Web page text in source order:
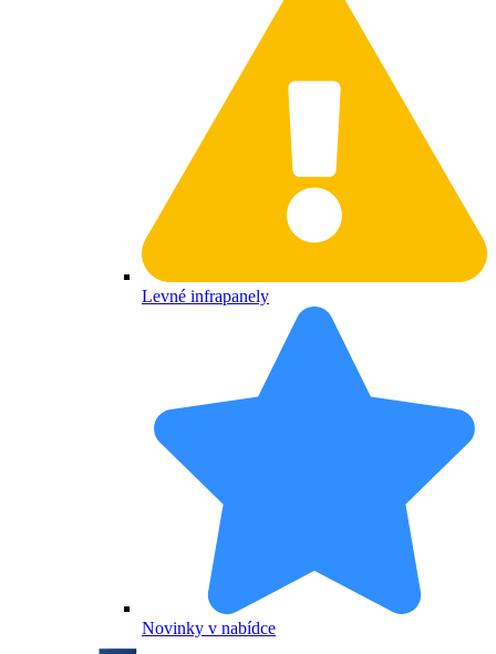
Levné infrapanely
Novinky v nabídce